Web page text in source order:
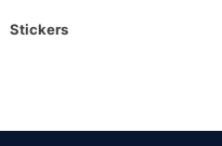
Stickers